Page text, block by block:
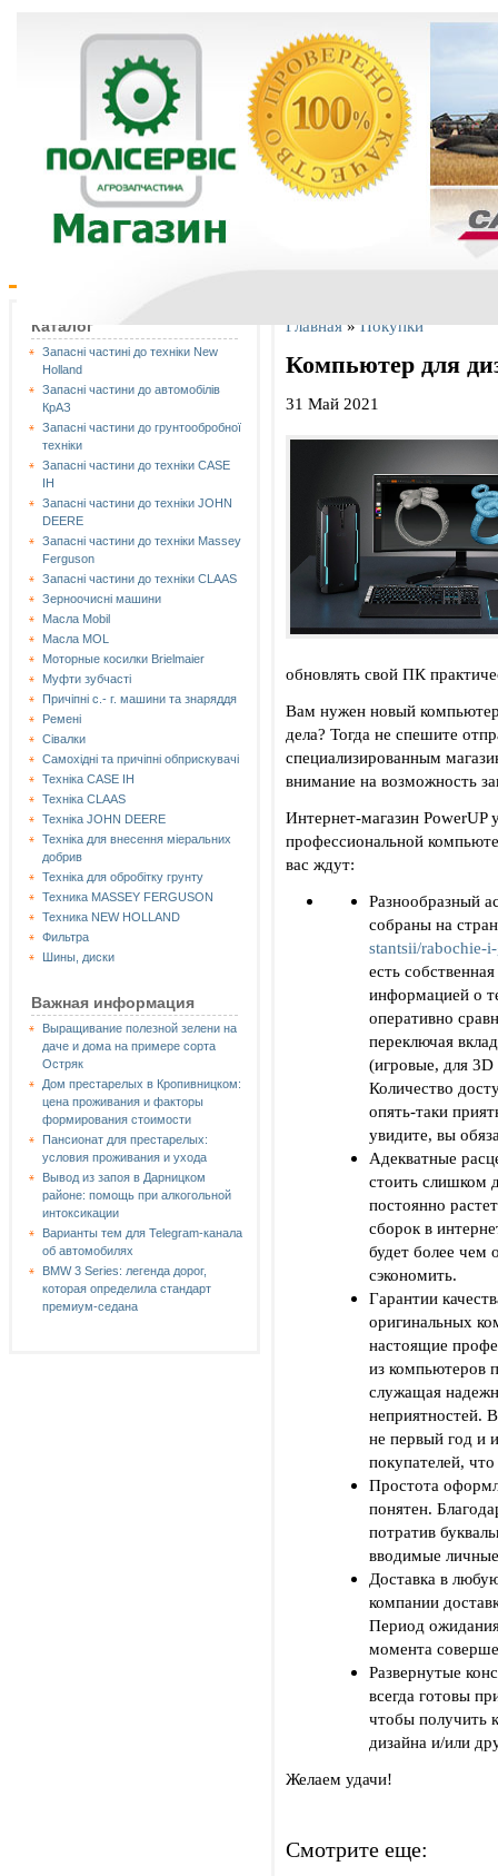
Каталог
Запасні частині до техніки New
Holland
Запасні частини до автомобілів
КрАЗ
Запасні частини до грунтообробної
техніки
Запасні частини до техніки CASE
IH
Запасні частини до техніки JOHN
DEERE
Запасні частини до техніки Massey
Ferguson
Запасні частини до техніки СLAAS
Зерноочисні машини
Масла Mobil
Масла MOL
Моторные косилки Brielmaier
Муфти зубчасті
Причіпні с.- г. машини та знаряддя
Ремені
Сівалки
Самохідні та причіпні обприскувачі
Техніка CASE IH
Техніка CLAAS
Техніка JOHN DEERE
Техніка для внесення міеральних
добрив
Техніка для обробітку грунту
Техника MASSEY FERGUSON
Техника NEW HOLLAND
Фильтра
Шины, диски
Важная информация
Выращивание полезной зелени на
даче и дома на примере сорта
Остряк
Дом престарелых в Кропивницком:
цена проживания и факторы
формирования стоимости
Пансионат для престарелых:
условия проживания и ухода
Вывод из запоя в Дарницком
районе: помощь при алкогольной
интоксикации
Варианты тем для Telegram-канала
об автомобилях
BMW 3 Series: легенда дорог,
которая определила стандарт
премиум-седана
Главная»Покупки
Компьютер для
31 Май 2021
обновлять свой ПК
Вам нужен новый
дела? Тогда не спешите
специализированным
внимание на возможность
Интернет-магазин PowerUP
профессиональной
вас ждут:
Разнообразный
собраны на
stantsii/rabochie-
есть
информацией о
оперативно
переключая
(игровые, для
Количество
опять-таки
увидите, вы
Адекватные
стоить слишком
постоянно
сборок в
будет более чем
сэкономить.
Гарантии
оригинальных
настоящие
из компьютеров
служащая
неприятностей.
не первый год и
покупателей,
Простота
понятен.
потратив
вводимые
Доставка в
компании
Период
момента
Развернутые
всегда готовы
чтобы получить
дизайна и/или
Желаем удачи!
Смотрите еще: